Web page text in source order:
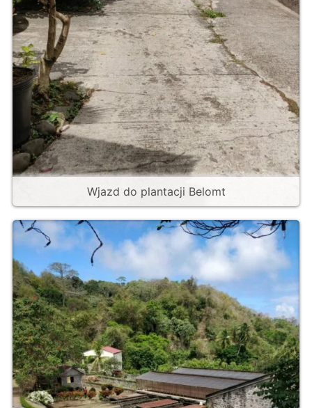
Wjazd do plantacji Belomt